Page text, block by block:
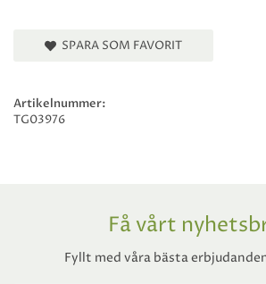
SPARA SOM FAVORIT
Artikelnummer:
TG03976
Få vårt
Fyllt med våra bästa